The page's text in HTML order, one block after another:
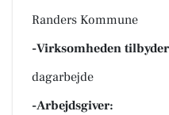
Randers Kommune
-Virksomheden
dagarbejde
-Arbejdsgiver: